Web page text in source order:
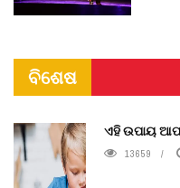
ବିଶେଷ
ଏହି ଉପାୟ
13659